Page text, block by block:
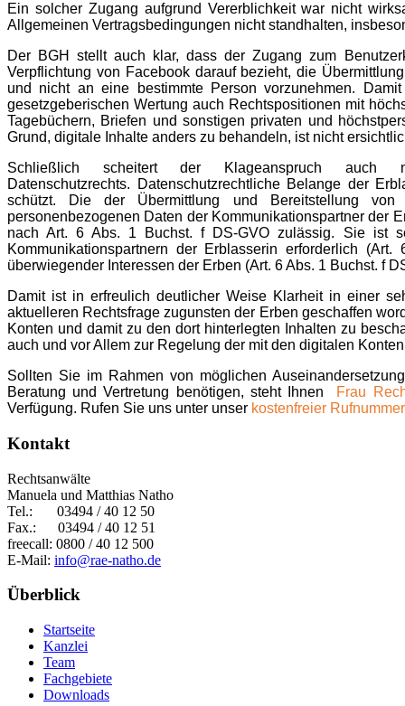
Ein solcher Zugang aufgrund Vererblichkeit war nicht
Allgemeinen Vertragsbedingungen nicht standhalten,
Der BGH stellt auch klar, dass der Zugang zum
Verpflichtung von Facebook darauf bezieht, die
und nicht an eine bestimmte Person vorzunehmen.
gesetzgeberischen Wertung auch Rechtspositionen mit
Tagebüchern, Briefen und sonstigen privaten und
Grund, digitale Inhalte anders zu behandeln, ist nicht
Schließlich scheitert der Klageanspruch auch
Datenschutzrechts. Datenschutzrechtliche Belange der
schützt. Die der Übermittlung und Bereitstellung von
personenbezogenen Daten der Kommunikationspartner der
nach Art. 6 Abs. 1 Buchst. f DS-GVO zulässig. Sie ist
Kommunikationspartnern der Erblasserin erforderlich
überwiegender Interessen der Erben (Art. 6 Abs. 1 Buchst. f
Damit ist in erfreulich deutlicher Weise Klarheit in einer
aktuelleren Rechtsfrage zugunsten der Erben geschaffen
Konten und damit zu den dort hinterlegten Inhalten zu
auch und vor Allem zur Regelung der mit den digitalen
Sollten Sie im Rahmen von möglichen
Beratung und Vertretung benötigen, steht Ihnen
Frau
Verfügung. Rufen Sie uns unter unser kostenfreier Rufnummer
Kontakt
Rechtsanwälte
Manuela und Matthias Natho
Tel.:
03494 / 40 12 50
Fax.: 03494 / 40 12 51
freecall: 0800 / 40 12 500
E-Mail: info@rae-natho.de
Überblick
Startseite
Kanzlei
Team
Fachgebiete
Downloads